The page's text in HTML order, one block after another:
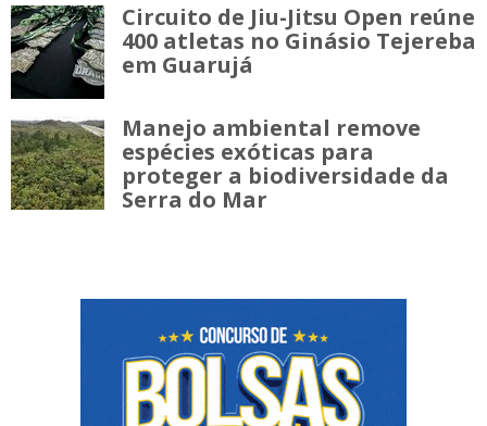
Circuito de Jiu-Jitsu Open reúne
400 atletas no Ginásio Tejereba
em Guarujá
Manejo ambiental remove
espécies exóticas para
proteger a biodiversidade da
Serra do Mar